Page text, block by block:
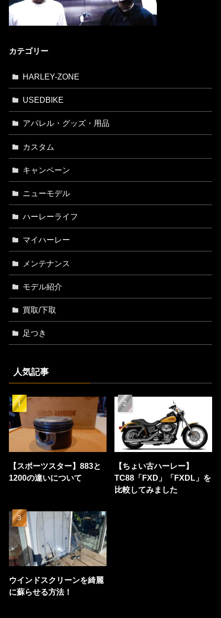
カテゴリー
HARLEY-ZONE
USEDBIKE
アパレル・グッズ・用品
カスタム
キャンペーン
ニューモデル
ハーレーライフ
マイハーレー
メンテナンス
モデル紹介
買取/下取
足つき
人気記事
【スポーツスター】883と
1200の違いについて
【ちょい古ハーレー】
TC88「FXD」「FXDL」を
比較してみました
ウインドスクリーンを綺麗
に蘇らせる方法！